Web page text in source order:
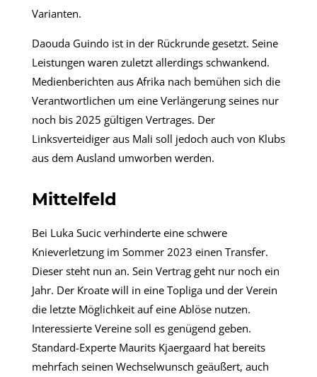
Varianten.
Daouda Guindo ist in der Rückrunde gesetzt. Seine
Leistungen waren zuletzt allerdings schwankend.
Medienberichten aus Afrika nach bemühen sich die
Verantwortlichen um eine Verlängerung seines nur
noch bis 2025 gültigen Vertrages. Der
Linksverteidiger aus Mali soll jedoch auch von Klubs
aus dem Ausland umworben werden.
Mittelfeld
Bei Luka Sucic verhinderte eine schwere
Knieverletzung im Sommer 2023 einen Transfer.
Dieser steht nun an. Sein Vertrag geht nur noch ein
Jahr. Der Kroate will in eine Topliga und der Verein
die letzte Möglichkeit auf eine Ablöse nutzen.
Interessierte Vereine soll es genügend geben.
Standard-Experte Maurits Kjaergaard hat bereits
mehrfach seinen Wechselwunsch geäußert, auch